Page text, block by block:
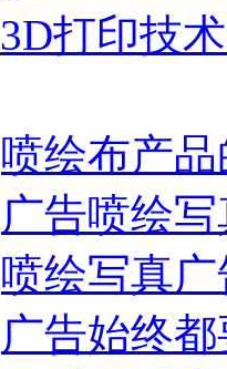
3D打印技
喷绘布产
广告喷绘
喷绘写真
广告始终